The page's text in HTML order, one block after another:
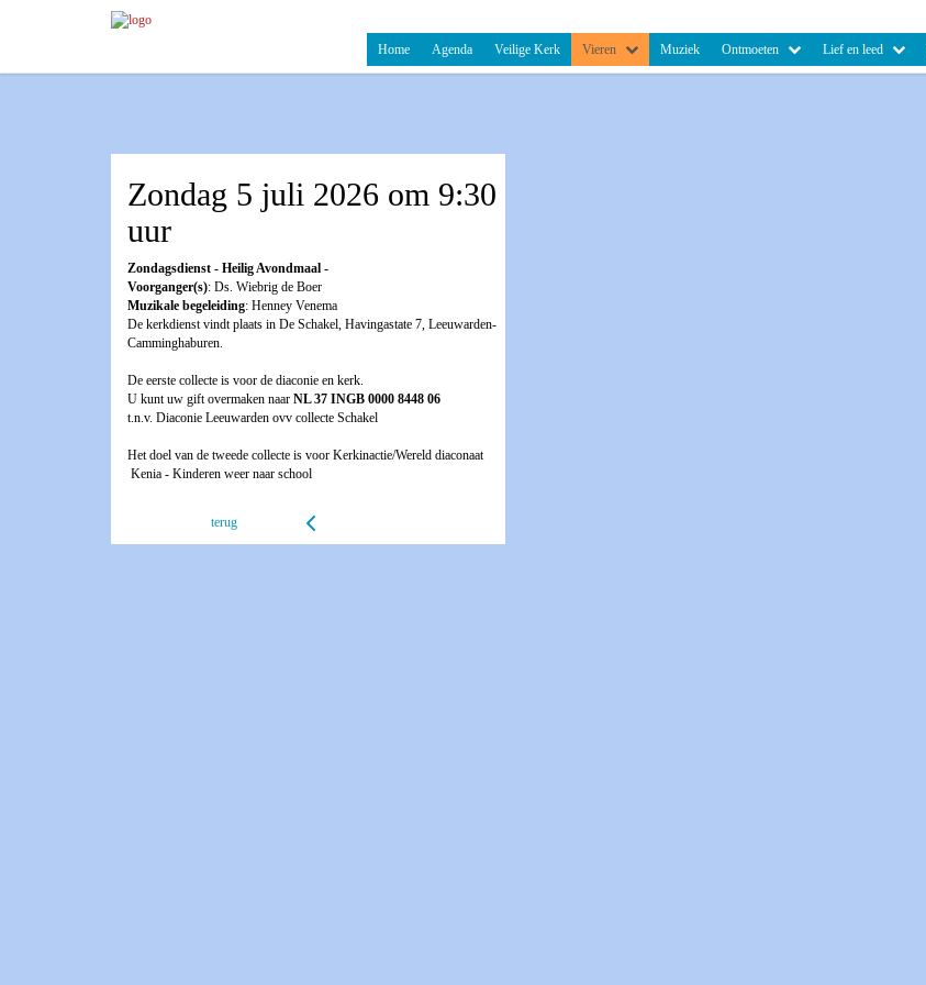
Home Agenda Veilige Kerk Vieren Muziek Ontmoeten Lief en leed
Zondag 5 juli 2026 om 9:30
uur
Zondagsdienst - Heilig Avondmaal -
Voorganger(s): Ds. Wiebrig de Boer
Muzikale begeleiding: Henney Venema
De kerkdienst vindt plaats in De Schakel, Havingastate 7, Leeuwarden-
Camminghaburen.
De eerste collecte is voor de diaconie en kerk.
U kunt uw gift overmaken naar NL 37 INGB 0000 8448 06
t.n.v. Diaconie Leeuwarden ovv collecte Schakel
Het doel van de tweede collecte is voor Kerkinactie/Wereld diaconaat
Kenia - Kinderen weer naar school
terug